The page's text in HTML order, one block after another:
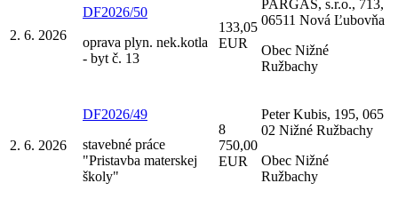
2. 6. 2026
DF2026/50
oprava plyn. nek.kotla
- byt č. 13
133,05
EUR
PARGAS, s.r.o., 713,
06511 Nová Ľubovňa
Obec Nižné
Ružbachy
2. 6. 2026
DF2026/49
stavebné práce
"Pristavba materskej
školy"
8
750,00
EUR
Peter Kubis, 195, 065
02 Nižné Ružbachy
Obec Nižné
Ružbachy